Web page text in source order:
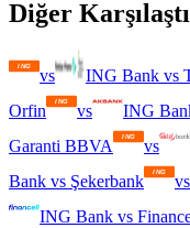
Diğer
vs ING Bank vs
Orfin
vs ING
Garanti BBVA
vs
Bank vs Şekerbank vs
ING Bank vs